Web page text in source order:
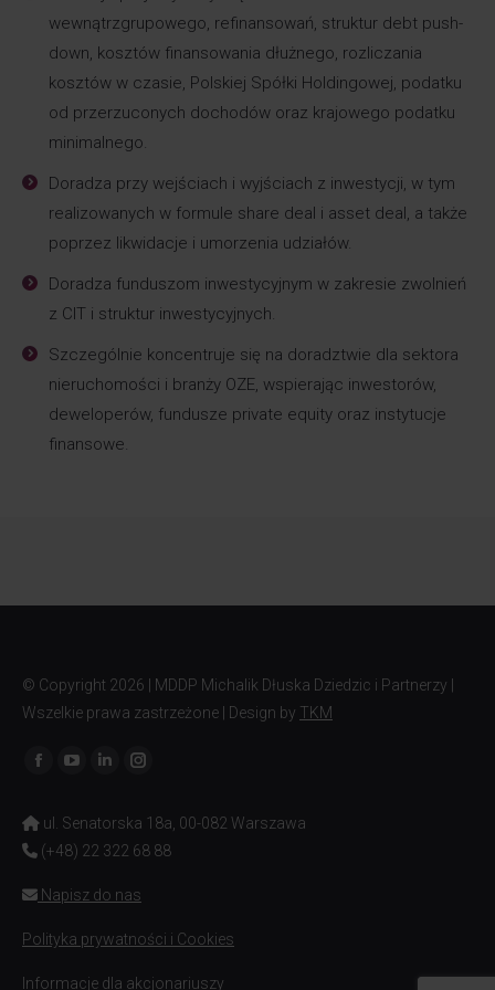
wewnątrzgrupowego, refinansowań, struktur debt push-
down, kosztów finansowania dłużnego, rozliczania
kosztów w czasie, Polskiej Spółki Holdingowej, podatku
od przerzuconych dochodów oraz krajowego podatku
minimalnego.
Doradza przy wejściach i wyjściach z inwestycji, w tym
realizowanych w formule share deal i asset deal, a także
poprzez likwidacje i umorzenia udziałów.
Doradza funduszom inwestycyjnym w zakresie zwolnień
z CIT i struktur inwestycyjnych.
Szczególnie koncentruje się na doradztwie dla sektora
nieruchomości i branży OZE, wspierając inwestorów,
deweloperów, fundusze private equity oraz instytucje
finansowe.
© Copyright 2026 | MDDP Michalik Dłuska Dziedzic i Partnerzy |
Wszelkie prawa zastrzeżone | Design by TKM
Znajdź nas na:
opens
in
new
YouTube
opens
in
new
Linkedin
opens
in
new
Instagram
opens
in
new
ul. Senatorska 18a, 00-082 Warszawa
(+48) 22 322 68 88
Napisz do nas
Polityka prywatności i Cookies
Informacje dla akcjonariuszy